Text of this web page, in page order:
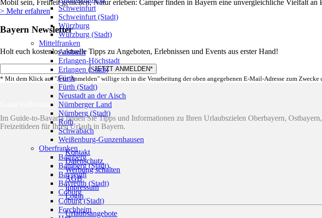
Mobil sein, Freiheit genießen, Natur erleben: Camper finden in Bayern eine unvergleichliche Vielfalt
> Mehr erfahren
Bayern Newsletter
Holt euch kostenlos aktuelle Tipps zu Angeboten, Erlebnissen und Events aus erster Hand!
* Mit dem Klick auf "Jetzt Anmelden" willige ich in die Verarbeitung der oben angegebenen E-Mail-Adresse zum Zwecke
GuideToBavaria
Im Guide-to-Bavaria finden Sie Tipps und Informationen zu Ihren Urlaubszielen Oberbayern,
Freizeitideen für Ihren Urlaub in Bayern.
Kontakt
Datenschutz
Werbung schalten
AGB
Impressum
Login
Urlaubsangebote
Schweinfurt
Schweinfurt (Stadt)
Würzburg
Würzburg (Stadt)
Mittelfranken
Ansbach
Erlangen-Höchstadt
Erlangen (Stadt)
Fürth
Fürth (Stadt)
Neustadt an der Aisch
Nürnberger Land
Nürnberg (Stadt)
Roth
Schwabach
Weißenburg-Gunzenhausen
Oberfranken
Bamberg
Bamberg (Stadt)
Bayreuth
Bayreuth (Stadt)
Coburg
Coburg (Stadt)
Forchheim